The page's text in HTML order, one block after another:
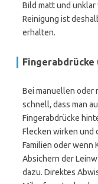
Bild matt und
Reinigung ist
erhalten.
Fingerabdrücke
Bei manuellen oder
schnell, dass man
Fingerabdrücke
Flecken wirken und
Familien oder wenn
Absichern der
dazu. Direktes